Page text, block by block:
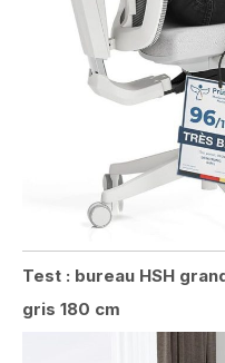
Test : bureau HSH
gris 180 cm